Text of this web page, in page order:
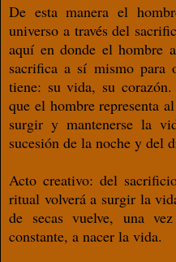
De esta manera el
universo a través del
aquí en donde el hombre
sacrifica a sí mismo para
tiene: su vida, su
que el hombre representa
surgir y mantenerse la
sucesión de la noche y del
Acto creativo: del
ritual volverá a surgir la
de secas vuelve, una
constante, a nacer la vida.